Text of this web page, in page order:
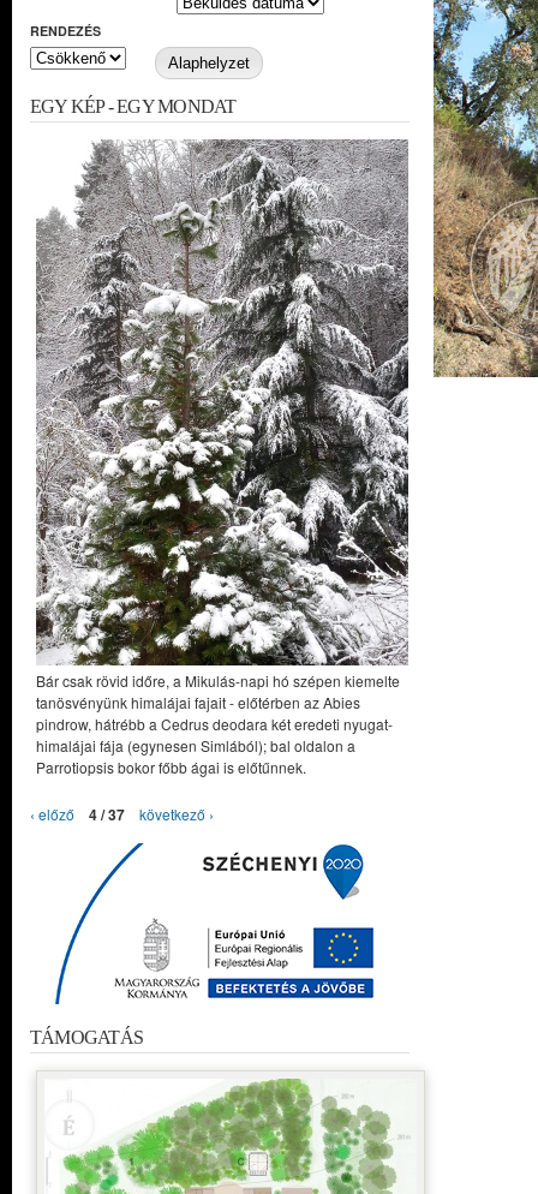
RENDEZÉS
EGY KÉP - EGY MONDAT
Bár csak rövid időre, a Mikulás-napi hó szépen kiemelte
tanösvényünk himalájai fajait - előtérben az Abies
pindrow, hátrébb a Cedrus deodara két eredeti nyugat-
himalájai fája (egynesen Simlából); bal oldalon a
Parrotiopsis bokor főbb ágai is előtűnnek.
‹ előző 4 / 37 következő ›
TÁMOGATÁS